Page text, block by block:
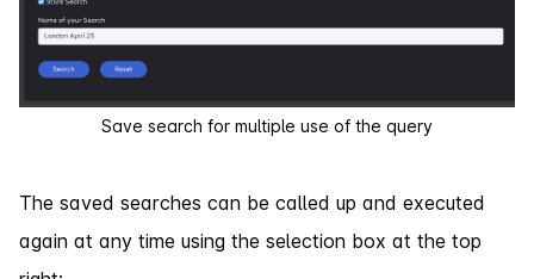
Save search for multiple use of the query
The saved searches can be called up and executed
again at any time using the selection box at the top